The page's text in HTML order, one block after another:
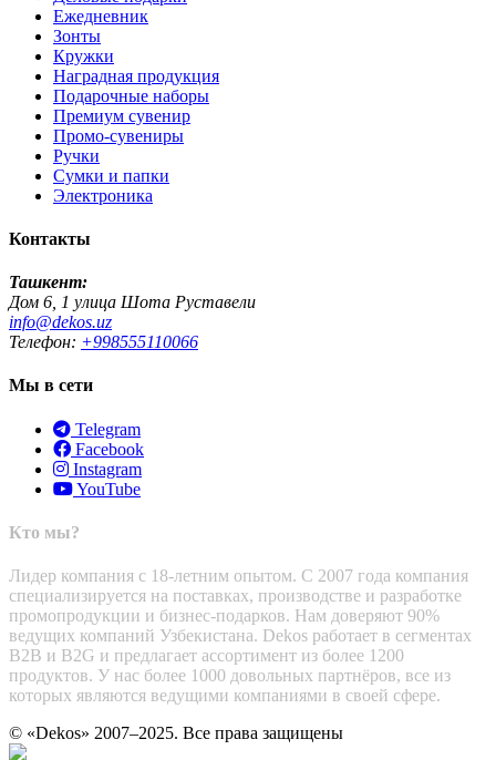
Ежедневник
Зонты
Кружки
Наградная продукция
Подарочные наборы
Премиум сувенир
Промо-сувениры
Ручки
Сумки и папки
Электроника
Контакты
Ташкент:
Дом 6, 1 улица Шота Руставели
info@dekos.uz
Телефон: +998555110066
Мы в сети
Telegram
Facebook
Instagram
YouTube
Кто мы?
Лидер компания с 18-летним опытом. С 2007 года компания
специализируется на поставках, производстве и разработке
промопродукции и бизнес-подарков. Нам доверяют 90%
ведущих компаний Узбекистана. Dekos работает в сегментах
B2B и B2G и предлагает ассортимент из более 1200
продуктов. У нас более 1000 довольных партнёров, все из
которых являются ведущими компаниями в своей сфере.
© «Dekos» 2007–2025. Все права защищены